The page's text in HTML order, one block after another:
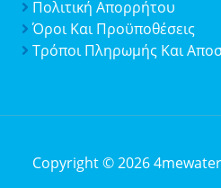
Πολιτική Απορρήτου
Όροι Και Προϋποθέσεις
Τρόποι Πληρωμής Και
Copyright © 2026